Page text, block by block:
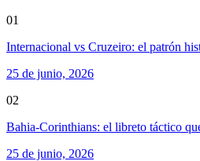
01
Internacional vs Cruzeiro: el patrón
25 de junio, 2026
02
Bahia-Corinthians: el libreto táctico
25 de junio, 2026